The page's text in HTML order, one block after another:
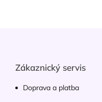
Zákaznický servis
Doprava a platba